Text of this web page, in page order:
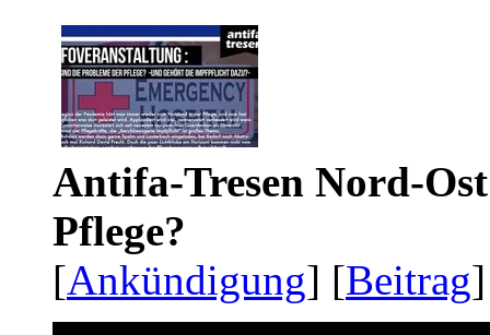
Antifa-Tresen Nord-
Pflege?
[Ankündigung] [Beitrag